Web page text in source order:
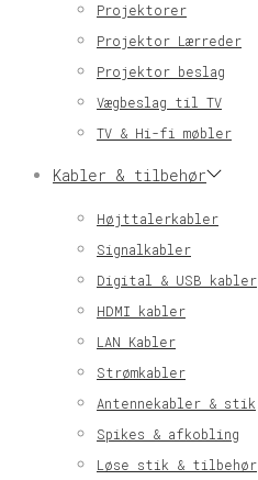
Projektorer
Projektor Lærreder
Projektor beslag
Vægbeslag til TV
TV & Hi-fi møbler
Kabler & tilbehør
Højttalerkabler
Signalkabler
Digital & USB kabler
HDMI kabler
LAN Kabler
Strømkabler
Antennekabler & stik
Spikes & afkobling
Løse stik & tilbehør